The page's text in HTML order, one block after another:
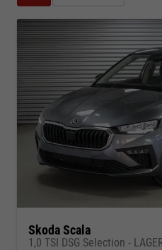
Skoda Scala
1,0 TSI DSG Selection -